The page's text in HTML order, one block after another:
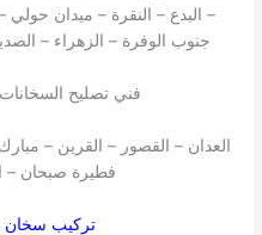
– البدع – النقرة – ميدان حولي
جنوب الوفرة – الزهراء –
فني تصليح
العدان – القصور – القرين –
فطيرة صبحان –
تركيب سخان